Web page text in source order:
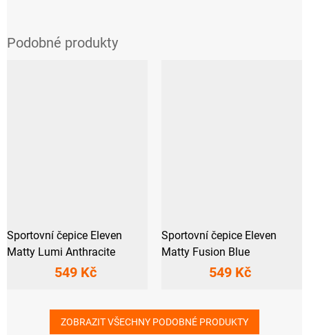
Sportovní čepice Eleven
Matty Lumi Anthracite
549 Kč
Sportovní čepice Eleven
Matty Fusion Blue
549 Kč
ZOBRAZIT VŠECHNY PODOBNÉ PRODUKTY